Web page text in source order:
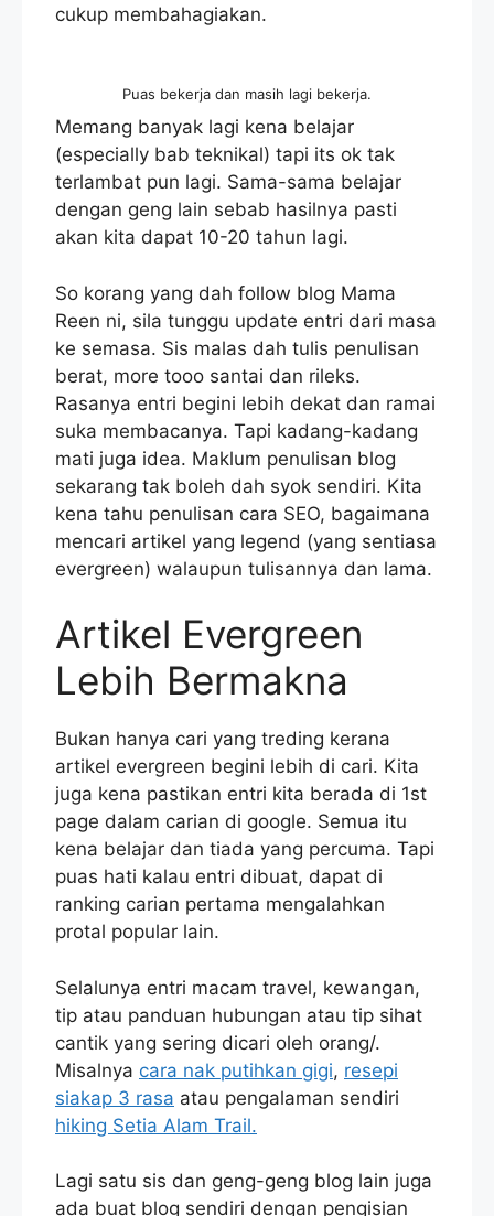
cukup membahagiakan.
Puas bekerja dan masih lagi bekerja.
Memang banyak lagi kena belajar
(especially bab teknikal) tapi its ok tak
terlambat pun lagi. Sama-sama belajar
dengan geng lain sebab hasilnya pasti
akan kita dapat 10-20 tahun lagi.
So korang yang dah follow blog Mama
Reen ni, sila tunggu update entri dari masa
ke semasa. Sis malas dah tulis penulisan
berat, more tooo santai dan rileks.
Rasanya entri begini lebih dekat dan ramai
suka membacanya. Tapi kadang-kadang
mati juga idea. Maklum penulisan blog
sekarang tak boleh dah syok sendiri. Kita
kena tahu penulisan cara SEO, bagaimana
mencari artikel yang legend (yang sentiasa
evergreen) walaupun tulisannya dan lama.
Artikel Evergreen
Lebih Bermakna
Bukan hanya cari yang treding kerana
artikel evergreen begini lebih di cari. Kita
juga kena pastikan entri kita berada di 1st
page dalam carian di google. Semua itu
kena belajar dan tiada yang percuma. Tapi
puas hati kalau entri dibuat, dapat di
ranking carian pertama mengalahkan
protal popular lain.
Selalunya entri macam travel, kewangan,
tip atau panduan hubungan atau tip sihat
cantik yang sering dicari oleh orang/.
Misalnya cara nak putihkan gigi, resepi
siakap 3 rasa atau pengalaman sendiri
hiking Setia Alam Trail.
Lagi satu sis dan geng-geng blog lain juga
ada buat blog sendiri dengan pengisian